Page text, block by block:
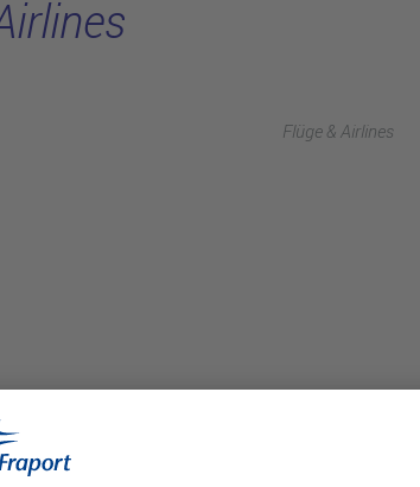
Flüge & Airlines